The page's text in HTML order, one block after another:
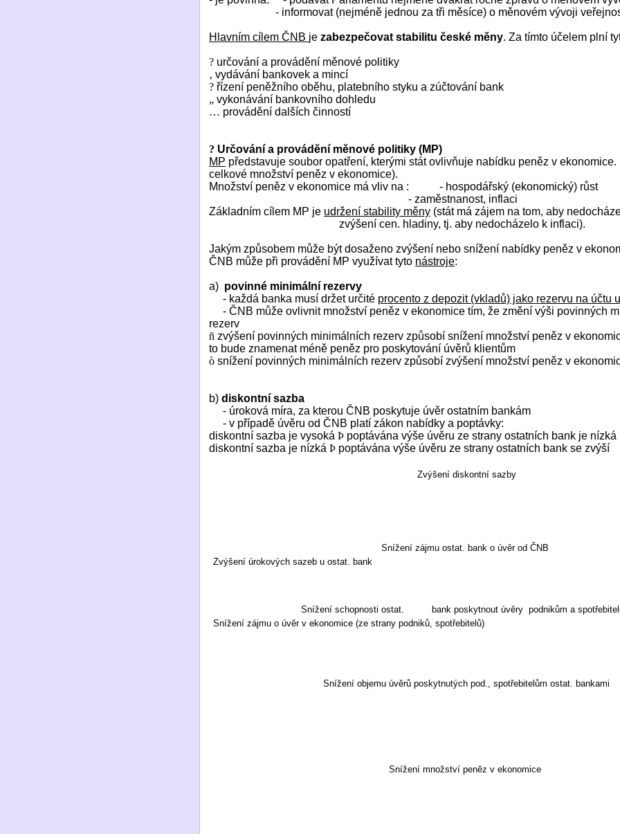
- informovat (nejméně jednou za tři měsíce) o měnovém vývoji
Hlavním cílem ČNB je zabezpečovat stabilitu české měny. Za tímto účelem plní
? určování a provádění měnové politiky
‚ vydávání bankovek a mincí
? řízení peněžního oběhu, platebního styku a zúčtování bank
„ vykonávání bankovního dohledu
… provádění dalších činností
? Určování a provádění měnové politiky (MP)
MP představuje soubor opatření, kterými stát ovlivňuje nabídku peněz v
celkové množství peněz v ekonomice).
Množství peněz v ekonomice má vliv na :
- hospodářský (ekonomický) růst
- zaměstnanost, inflaci
Základním cílem MP je udržení stability měny (stát má zájem na tom, aby
zvýšení cen. hladiny, tj. aby nedocházelo k inflaci).
Jakým způsobem může být dosaženo zvýšení nebo snížení nabídky peněz v
ČNB může při provádění MP využívat tyto nástroje:
a) povinné minimální rezervy
- každá banka musí držet určité procento z depozit (vkladů) jako rezervu na účtu
- ČNB může ovlivnit množství peněz v ekonomice tím, že změní výši povinných
rezerv
ñ zvýšení povinných minimálních rezerv způsobí snížení množství peněz v
to bude znamenat méně peněz pro poskytování úvěrů klientům
ò snížení povinných minimálních rezerv způsobí zvýšení množství peněz v
b) diskontní sazba
- úroková míra, za kterou ČNB poskytuje úvěr ostatním bankám
- v případě úvěru od ČNB platí zákon nabídky a poptávky:
diskontní sazba je vysoká Þ poptávána výše úvěru ze strany ostatních bank je nízká
diskontní sazba je nízká Þ poptávána výše úvěru ze strany ostatních bank se zvýší
Zvýšení diskontní sazby
Snížení zájmu ostat. bank o úvěr od ČNB
Zvýšení úrokových sazeb u ostat. bank
Snížení schopnosti ostat. bank poskytnout úvěry podnikům a
Snížení zájmu o úvěr v ekonomice (ze strany podniků, spotřebitelů)
Snížení objemu úvěrů poskytnutých pod., spotřebitelům ostat. bankami
Snížení množství peněz v ekonomice